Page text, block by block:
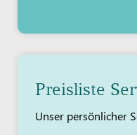
Preisliste
Unser persönlicher